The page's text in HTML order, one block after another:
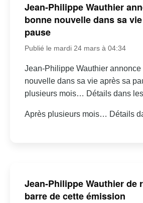
Jean-Philippe Wauthier
bonne nouvelle dans sa
pause
Publié le mardi 24 mars à 04:34
Jean-Philippe Wauthier
nouvelle dans sa vie après sa
plusieurs mois… Détails dans
Après plusieurs mois… Détails
Jean-Philippe Wauthier de
barre de cette émission